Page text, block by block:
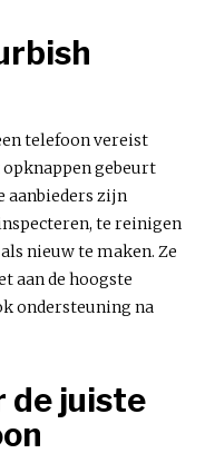
telefoon vereist
gebeurt
aanbieders zijn
te reinigen
nieuw te maken. Ze
aan de hoogste
ondersteuning na
de juiste